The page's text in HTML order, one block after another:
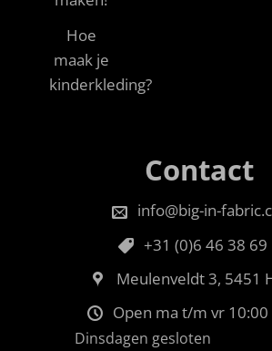
Hoe
maak je
kinderkleding?
Contact
info@big-in-
+31 (0)6 46 38 69
Meulenveldt 3, 5451
Open ma t/m vr 10:00
Dinsdagen gesloten